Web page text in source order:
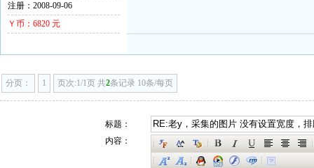
注册：2008-09-06
Ｙ币：6820 元
分页： 1 页次:1/1页 共2条记录 10条/每页
标题：
内容：